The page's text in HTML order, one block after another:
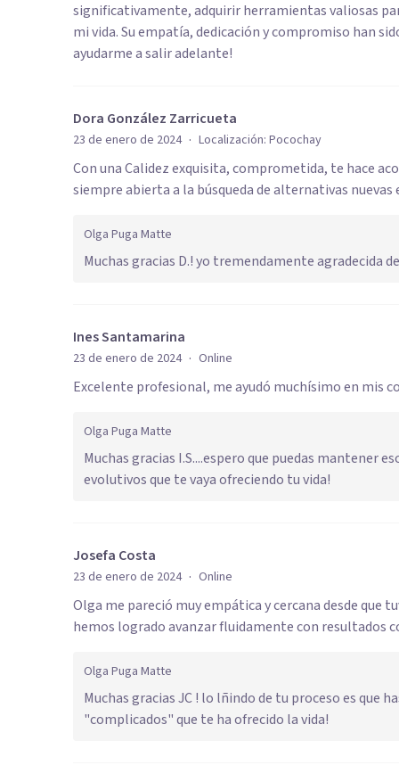
significativamente, adquirir herramientas valiosas
mi vida. Su empatía, dedicación y compromiso han
ayudarme a salir adelante!
Dora González Zarricueta
23 de enero de 2024 · Localización: Pocochay
Con una Calidez exquisita, comprometida, te hace
siempre abierta a la búsqueda de alternativas
Olga Puga Matte
Muchas gracias D.! yo tremendamente agradecida
Ines Santamarina
23 de enero de 2024 · Online
Excelente profesional, me ayudó muchísimo en mis
Olga Puga Matte
Muchas gracias I.S....espero que puedas mantener
evolutivos que te vaya ofreciendo tu vida!
Josefa Costa
23 de enero de 2024 · Online
Olga me pareció muy empática y cercana desde que
hemos logrado avanzar fluidamente con resultados
Olga Puga Matte
Muchas gracias JC ! lo lñindo de tu proceso es que
"complicados" que te ha ofrecido la vida!